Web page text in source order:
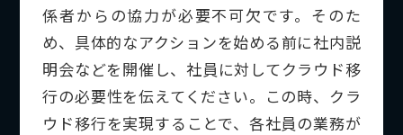
係者からの協力が必要不可欠です。そのた
め、具体的なアクションを始める前に社内説
明会などを開催し、社員に対してクラウド移
行の必要性を伝えてください。この時、クラ
ウド移行を実現することで、各社員の業務が